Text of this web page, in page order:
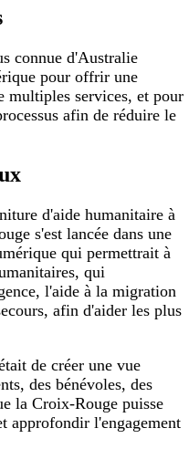
connue d'Australie
pour offrir une
multiples services, et pour
afin de réduire le
d'aide humanitaire à
s'est lancée dans une
qui permettrait à
qui
l'aide à la migration
afin d'aider les plus
de créer une vue
des bénévoles, des
la Croix-Rouge puisse
approfondir l'engagement